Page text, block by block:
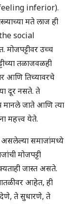
inferior).
मते लाज ही
social
उच्च
तळाजवळही
आणि तिच्यावरचे
दूर नसते. ते
मानले जाते आणि त्या
महत्त्व येते.
असलेल्या समाजांमध्ये
मोजपट्टी
जास्त असते.
आहेत, ही
ते सुधारणे, ते